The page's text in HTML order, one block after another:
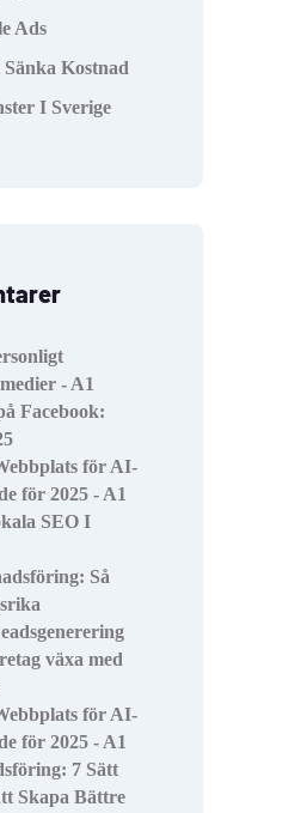
Ads
Kostnad
I Sverige
- A1
Facebook:
för AI-
för 2025 - A1
SEO I
Så
växa med
för AI-
för 2025 - A1
7 Sätt
Skapa Bättre